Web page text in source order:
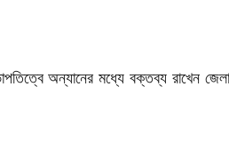
অন্যানের মধ্যে বক্তব্য রাখেন